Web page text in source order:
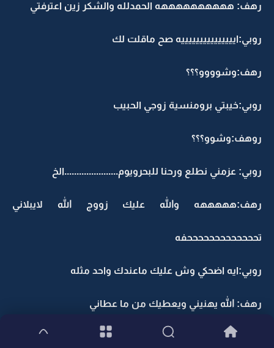
رهف: ههههههههههه الحمدلله والشكر زين اعترفتي
روبي:ايييييييييييييييه صح ماقلت لك
رهف:وشوووو؟؟؟
روبي:خيبتي برومنسية زوجي الحبيب
روهف:وشوو؟؟؟
روبي: عزمني نطلع ورحنا للبحرويوم......................الخ
رهف:هههههه والله عليك زووج الله لايبلاني
تحححححححححححححفه
روبي:ايه اضحكي وش عليك ماعندك واحد مثله
رهف: الله يهنيني ويعطيك من ما عطاني
روبي:آميييييييييييين